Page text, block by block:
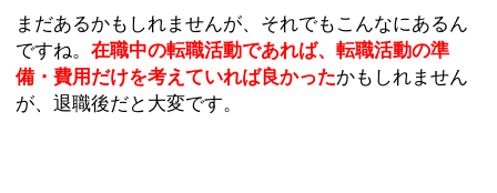
まだあるかもしれませんが、それでもこんなにあるん
ですね。在職中の転職活動であれば、転職活動の準
備・費用だけを考えていれば良かったかもしれません
が、退職後だと大変です。